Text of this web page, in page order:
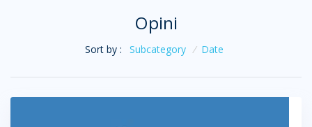
Opini
Sort by : Subcategory / Date